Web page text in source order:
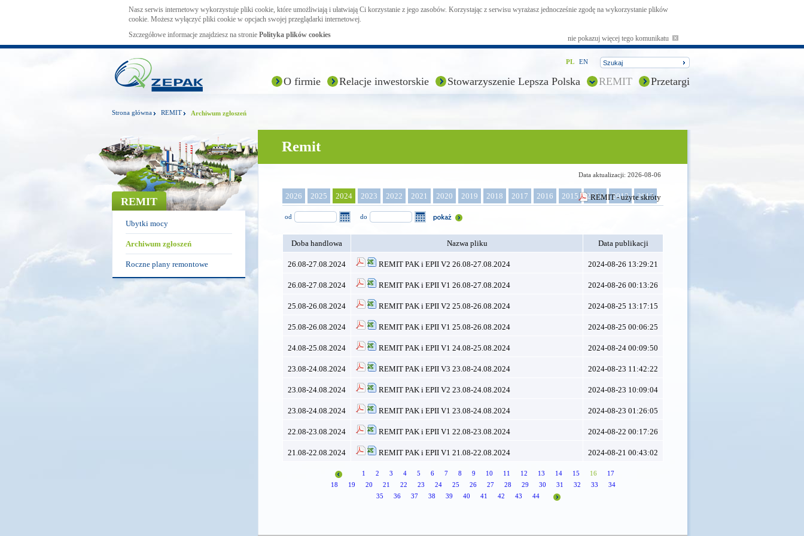
Nasz serwis internetowy wykorzystuje pliki cookie, które umożliwiają i ułatwiają Ci korzystanie z jego zasobów. Korzystając z serwisu wyrażasz jednocześnie zgodę na wykorzystanie plików
cookie. Możesz wyłączyć pliki cookie w opcjach swojej przeglądarki internetowej.
Szczegółowe informacje znajdziesz na stronie Polityka plików cookies nie pokazuj więcej tego komunikatu
PL EN
O firmie Relacje inwestorskie Stowarzyszenie Lepsza Polska REMIT Przetargi
Strona główna REMIT Archiwum zgłoszeń
REMIT
Ubytki mocy
Archiwum zgłoszeń
Roczne plany remontowe
Data aktualizacji: 2026-08-06
Remit
2026 2025 2024 2023 2022 2021 2020 2019 2018 2017 2016 2015 2014 2013 2012
od do
REMIT - użyte skróty
Doba handlowa Nazwa pliku Data publikacji
26.08-27.08.2024 REMIT PAK i EPII V2 26.08-27.08.2024 2024-08-26 13:29:21
26.08-27.08.2024 REMIT PAK i EPII V1 26.08-27.08.2024 2024-08-26 00:13:26
25.08-26.08.2024 REMIT PAK i EPII V2 25.08-26.08.2024 2024-08-25 13:17:15
25.08-26.08.2024 REMIT PAK i EPII V1 25.08-26.08.2024 2024-08-25 00:06:25
24.08-25.08.2024 REMIT PAK i EPII V1 24.08-25.08.2024 2024-08-24 00:09:50
23.08-24.08.2024 REMIT PAK i EPII V3 23.08-24.08.2024 2024-08-23 11:42:22
23.08-24.08.2024 REMIT PAK i EPII V2 23.08-24.08.2024 2024-08-23 10:09:04
23.08-24.08.2024 REMIT PAK i EPII V1 23.08-24.08.2024 2024-08-23 01:26:05
22.08-23.08.2024 REMIT PAK i EPII V1 22.08-23.08.2024 2024-08-22 00:17:26
21.08-22.08.2024 REMIT PAK i EPII V1 21.08-22.08.2024 2024-08-21 00:43:02
1 2 3 4 5 6 7 8 9 10 11 12 13 14 15 16
17
18
19 20 21 22 23 24 25 26 27 28 29 30 31 32 33
34
35
36 37 38 39 40 41 42 43 44